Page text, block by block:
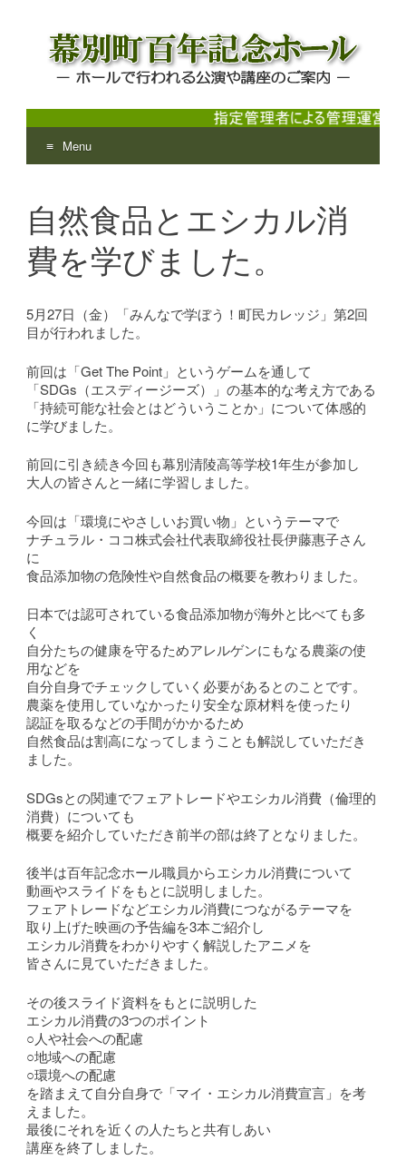
幕別町百年記念ホール
ホールで行われる公演や講座のご案内
Menu
content
自然食品とエシカル消
費を学びました。
5月27日（金）「みんなで学ぼう！町民カレッジ」第2回
目が行われました。
前回は「Get The Point」というゲームを通して
「SDGs（エスディージーズ）」の基本的な考え方である
「持続可能な社会とはどういうことか」について体感的
に学びました。
前回に引き続き今回も幕別清陵高等学校1年生が参加し
大人の皆さんと一緒に学習しました。
今回は「環境にやさしいお買い物」というテーマで
ナチュラル・ココ株式会社代表取締役社長伊藤惠子さん
に
食品添加物の危険性や自然食品の概要を教わりました。
日本では認可されている食品添加物が海外と比べても多
く
自分たちの健康を守るためアレルゲンにもなる農薬の使
用などを
自分自身でチェックしていく必要があるとのことです。
農薬を使用していなかったり安全な原材料を使ったり
認証を取るなどの手間がかかるため
自然食品は割高になってしまうことも解説していただき
ました。
SDGsとの関連でフェアトレードやエシカル消費（倫理的
消費）についても
概要を紹介していただき前半の部は終了となりました。
後半は百年記念ホール職員からエシカル消費について
動画やスライドをもとに説明しました。
フェアトレードなどエシカル消費につながるテーマを
取り上げた映画の予告編を3本ご紹介し
エシカル消費をわかりやすく解説したアニメを
皆さんに見ていただきました。
その後スライド資料をもとに説明した
エシカル消費の3つのポイント
○人や社会への配慮
○地域への配慮
○環境への配慮
を踏まえて自分自身で「マイ・エシカル消費宣言」を考
えました。
最後にそれを近くの人たちと共有しあい
講座を終了しました。